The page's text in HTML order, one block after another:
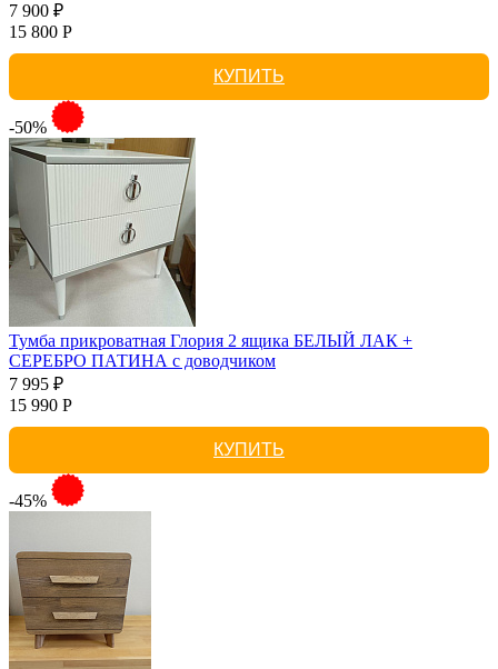
7 900 ₽
15 800 Р
КУПИТЬ
-50%
Тумба прикроватная Глория 2 ящика БЕЛЫЙ ЛАК +
СЕРЕБРО ПАТИНА с доводчиком
7 995 ₽
15 990 Р
КУПИТЬ
-45%